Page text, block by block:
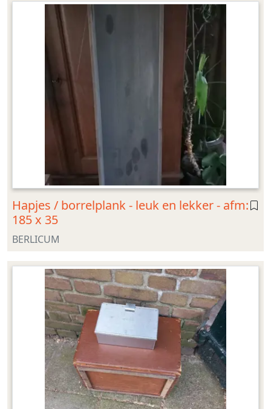
Hapjes / borrelplank - leuk en lekker - afm:
185 x 35
BERLICUM